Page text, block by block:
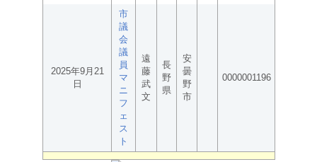
2025年9月21
日
市
議
会
議
員
マ
ニ
フ
ェ
ス
ト
遠
藤
武
文
長
野
県
安
曇
野
市
0000001196